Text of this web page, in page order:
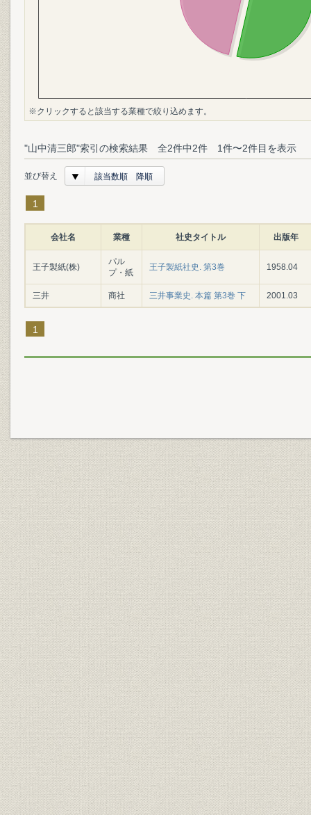
※クリックすると該当する業種で絞り込めます。
"山中清三郎"索引の検索結果 全2件中2件 1件〜2件目を表示
並び替え 該当数順 降順
1
会社名 業種 社史タイトル 出版年
王子製紙(株)
パル
プ・紙
王子製紙社史. 第3巻 1958.04
三井 商社 三井事業史. 本篇 第3巻 下 2001.03
1